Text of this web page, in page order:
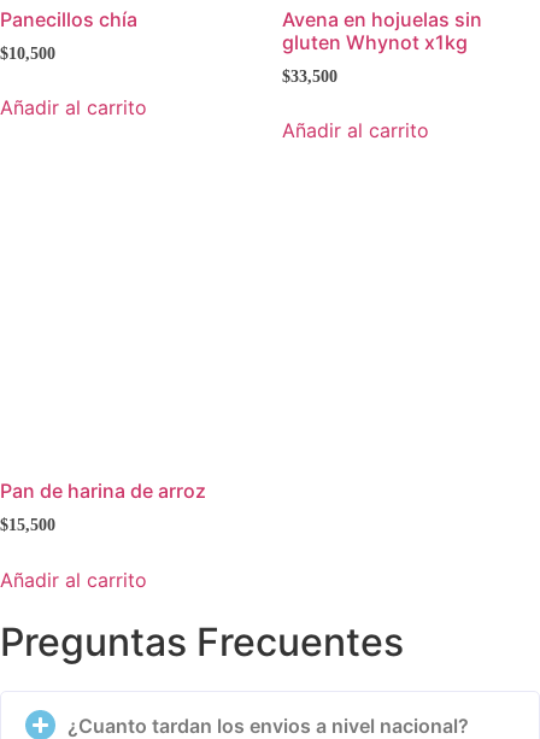
Panecillos chía
$10,500
Añadir al carrito
Avena en hojuelas sin
gluten Whynot x1kg
$33,500
Añadir al carrito
Pan de harina de arroz
$15,500
Añadir al carrito
Preguntas Frecuentes
¿Cuanto tardan los envios a nivel nacional?